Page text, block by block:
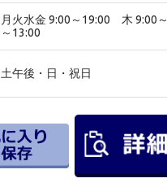
月火水金 9:00～19:00 木 9:00
～13:00
土午後・日・祝日